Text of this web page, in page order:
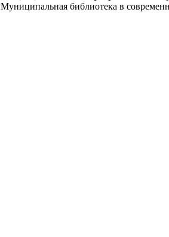
библиотека в